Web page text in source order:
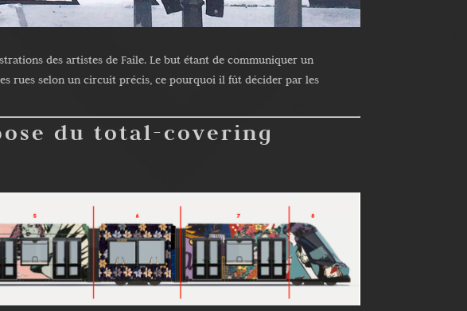
des artistes de Faile. Le but étant de communiquer un
rues selon un circuit précis, ce pourquoi il fût décider par les
du total-covering